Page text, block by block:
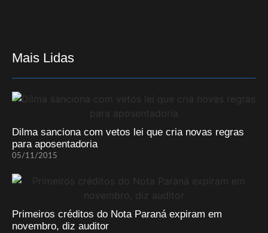
Mais Lidas
Dilma sanciona com vetos lei que cria novas regras
para aposentadoria
05/11/2015
Primeiros créditos do Nota Paraná expiram em
novembro, diz auditor